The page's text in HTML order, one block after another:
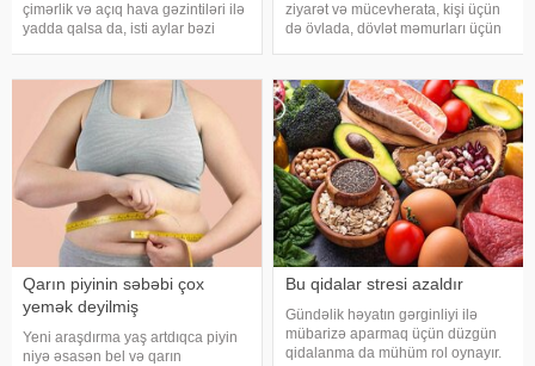
çimərlik və açıq hava gəzintiləri ilə
yadda qalsa da, isti aylar bəzi
Buna səbəb təkcə yüksək
temperatur deyil. Açıq havad
ziyarət və mücevherata, kişi üçün
də övlada, dövlət məmurları üçün
bərəkətinə, tacir üçün çox quru,
xalq üçün yaxşı bir idarəy
Qarın piyinin səbəbi çox
yemək deyilmiş
Yeni araşdırma yaş artdıqca piyin
niyə əsasən bel və qarın
Bu qidalar stresi azaldır
Gündəlik həyatın gərginliyi ilə
mübarizə aparmaq üçün düzgün
qidalanma da mühüm rol oynayır.